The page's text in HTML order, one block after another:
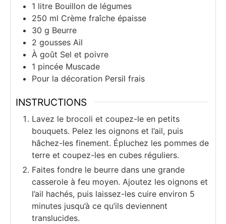
1 litre Bouillon de légumes
250 ml Crème fraîche épaisse
30 g Beurre
2 gousses Ail
À goût Sel et poivre
1 pincée Muscade
Pour la décoration Persil frais
INSTRUCTIONS
Lavez le brocoli et coupez-le en petits
bouquets. Pelez les oignons et l’ail, puis
hâchez-les finement. Épluchez les pommes de
terre et coupez-les en cubes réguliers.
Faites fondre le beurre dans une grande
casserole à feu moyen. Ajoutez les oignons et
l’ail hachés, puis laissez-les cuire environ 5
minutes jusqu’à ce qu’ils deviennent
translucides.